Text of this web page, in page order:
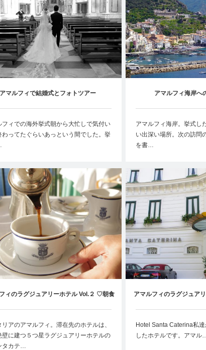
アマルフィで結婚式とフォトツアー
フィでの海外挙式朝から大忙しで気付い
わってたぐらいあっという間でした。挙
アマルフィ海岸へ
アマルフィ海岸。挙式し
い出深い場所。次の訪問
を書…
ィのラグジュアリーホテル Vol.２ ♡朝食
編【Hotel Santa Caterina】
リアのアマルフィ。滞在先のホテルは、
壁に建つ５つ星ラグジュアリーホテルの
タカテ…
アマルフィのラグジュア
トルーム編 【Hotel
Hotel Santa Caterina私
したホテルです。アマル